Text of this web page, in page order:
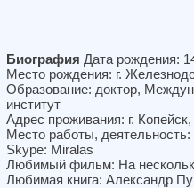
Биография Дата рождения:
Место рождения: г.
Образование: доктор,
институт
Адрес проживания: г.
Место работы,
Skype: Miralas
Любимый фильм: На
Любимая книга: Александр